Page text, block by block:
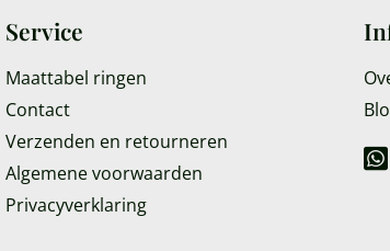
Service
Maattabel ringen
Contact
Verzenden en retourneren
Algemene voorwaarden
Privacyverklaring